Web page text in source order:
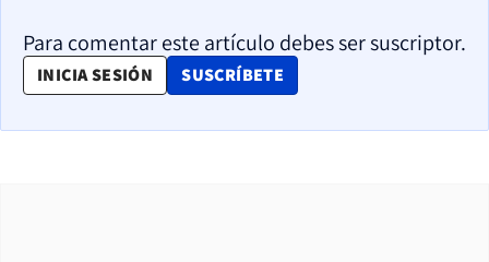
Para comentar este artículo debes ser suscriptor.
INICIA SESIÓN SUSCRÍBETE
OPENS IN NEW WINDOW